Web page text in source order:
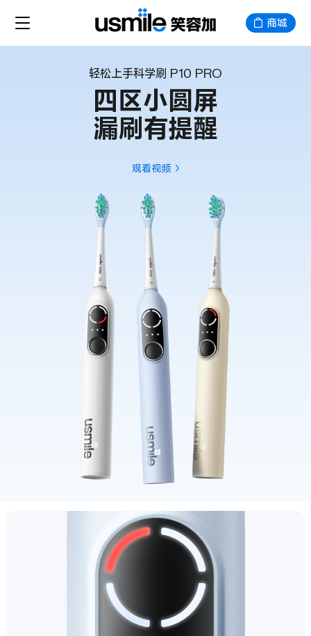
商城
轻松上手科学刷 P10 PRO
四区小圆屏
漏刷有提醒
观看视频